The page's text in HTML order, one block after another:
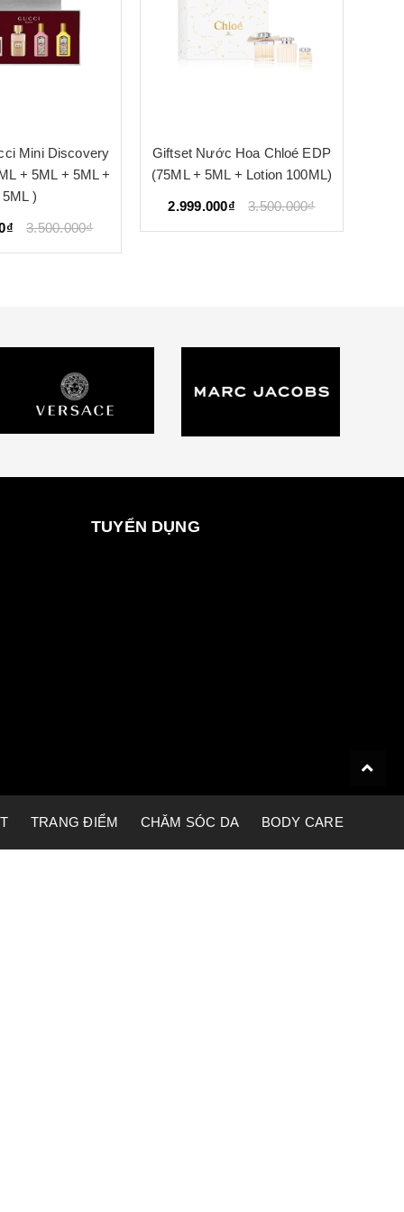
Mini Discovery
+ 5ML + 5ML +
5ML )
3.500.000₫
Giftset Nước Hoa Chloé EDP
(75ML + 5ML + Lotion 100ML)
2.999.000₫ 3.500.000₫
TUYỂN DỤNG
TRANG ĐIỂM CHĂM SÓC DA BODY CARE